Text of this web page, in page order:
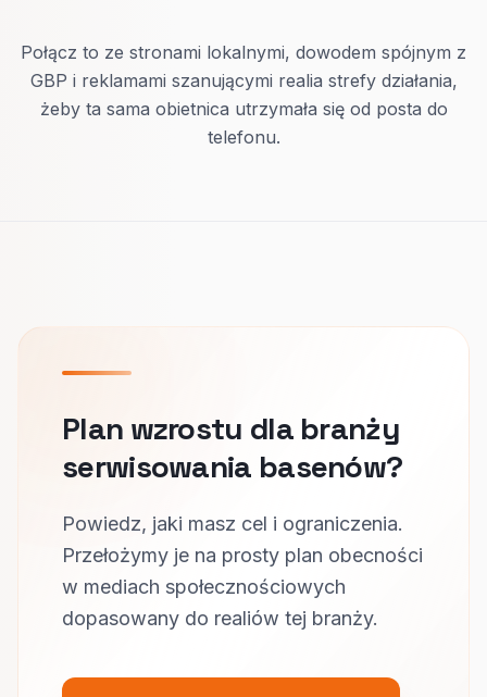
Połącz to ze stronami lokalnymi, dowodem spójnym z
GBP i reklamami szanującymi realia strefy działania,
żeby ta sama obietnica utrzymała się od posta do
telefonu.
Plan wzrostu dla branży
serwisowania basenów?
Powiedz, jaki masz cel i ograniczenia.
Przełożymy je na prosty plan obecności
w mediach społecznościowych
dopasowany do realiów tej branży.